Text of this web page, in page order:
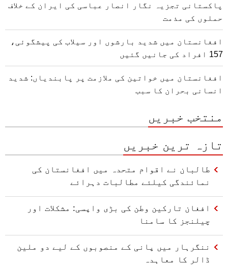
پاکستانی تجزیہ نگار انصار عباسی کی ایران کے خلاف
حملوں کی مذمت
افغانستان میں شدید بارشوں اور سیلاب کی پیشگوئی،
157 افراد کی جانیں گئیں
افغانستان میں خواتین کی ملازمت پر پابندیاں: شدید
انسانی بحران کا سبب
منتخب خبریں
تازہ ترین خبریں
طالبان نے اقوام متحدہ میں افغانستان کی
نمائندگی کیلئے مطالبات دہرائے
افغان تارکین وطن کی بڑی واپسی: مشکلات اور
چیلنجز کا سامنا
ننگرہار میں پانی کے منصوبوں کے لیے دو ملین
ڈالر کا معاہدہ